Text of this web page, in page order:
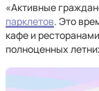
«Активные
парклетов. Это
кафе и
полноценных